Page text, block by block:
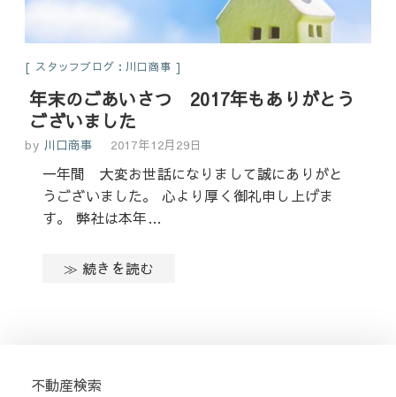
スタッフブログ：川口商事
年末のごあいさつ 2017年もありがとう
ございました
by 川口商事 2017年12月29日
一年間 大変お世話になりまして誠にありがと
うございました。 心より厚く御礼申し上げま
す。 弊社は本年…
≫ 続きを読む
不動産検索